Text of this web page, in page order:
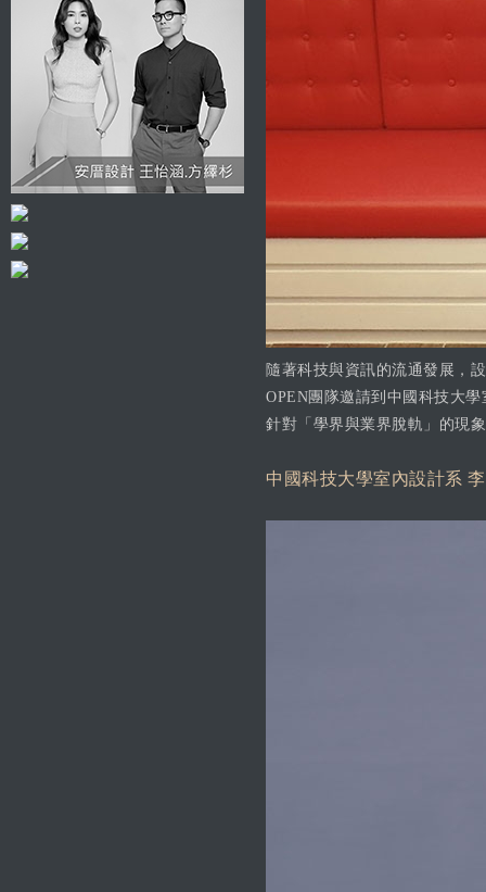
隨著科技與資訊的流通發展，
OPEN團隊邀請到中國科技大
針對「學界與業界脫軌」的現
中國科技大學室內設計系